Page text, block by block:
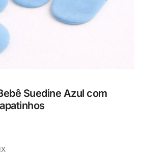
Suedine Azul com